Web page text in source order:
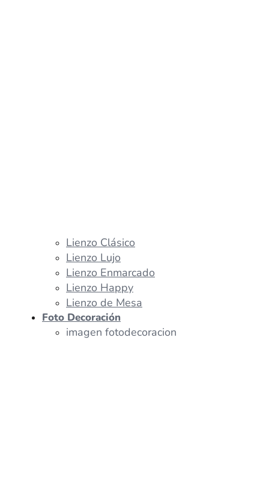
Lienzo Clásico
Lienzo Lujo
Lienzo Enmarcado
Lienzo Happy
Lienzo de Mesa
Foto Decoración
imagen fotodecoracion